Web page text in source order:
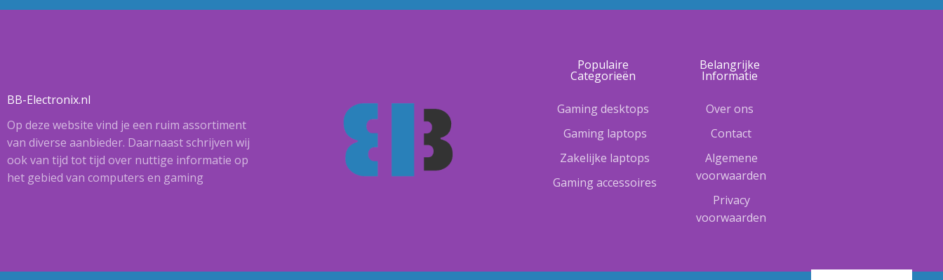
BB-Electronix.nl
Op deze website vind je een ruim assortiment
van diverse aanbieder. Daarnaast schrijven wij
ook van tijd tot tijd over nuttige informatie op
het gebied van computers en gaming
Populaire
Categorieën
Gaming desktops
Gaming laptops
Zakelijke laptops
Gaming accessoires
Belangrijke
Informatie
Over ons
Contact
Algemene
voorwaarden
Privacy
voorwaarden